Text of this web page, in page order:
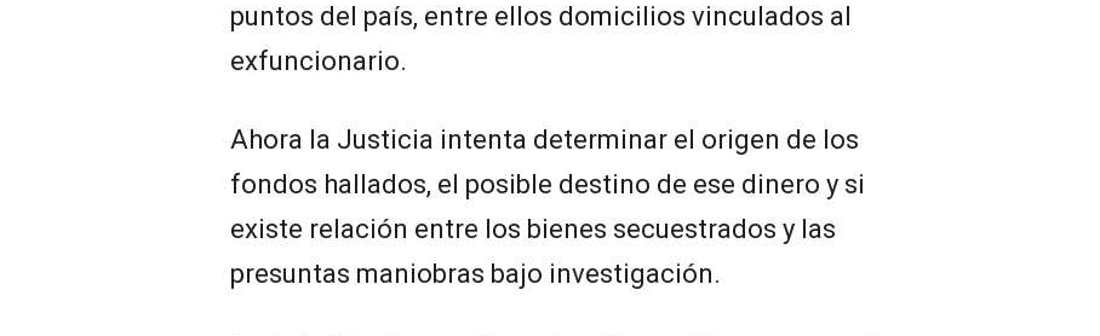
puntos del país, entre ellos domicilios vinculados al
exfuncionario.
Ahora la Justicia intenta determinar el origen de los
fondos hallados, el posible destino de ese dinero y si
existe relación entre los bienes secuestrados y las
presuntas maniobras bajo investigación.